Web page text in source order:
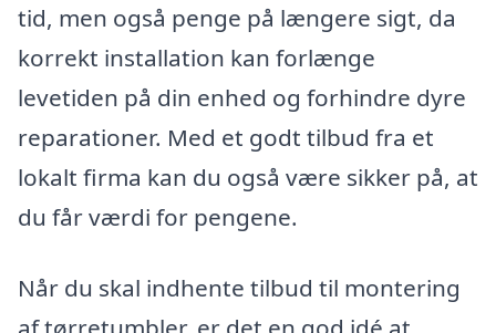
tid, men også penge på længere sigt, da
korrekt installation kan forlænge
levetiden på din enhed og forhindre dyre
reparationer. Med et godt tilbud fra et
lokalt firma kan du også være sikker på, at
du får værdi for pengene.
Når du skal indhente tilbud til montering